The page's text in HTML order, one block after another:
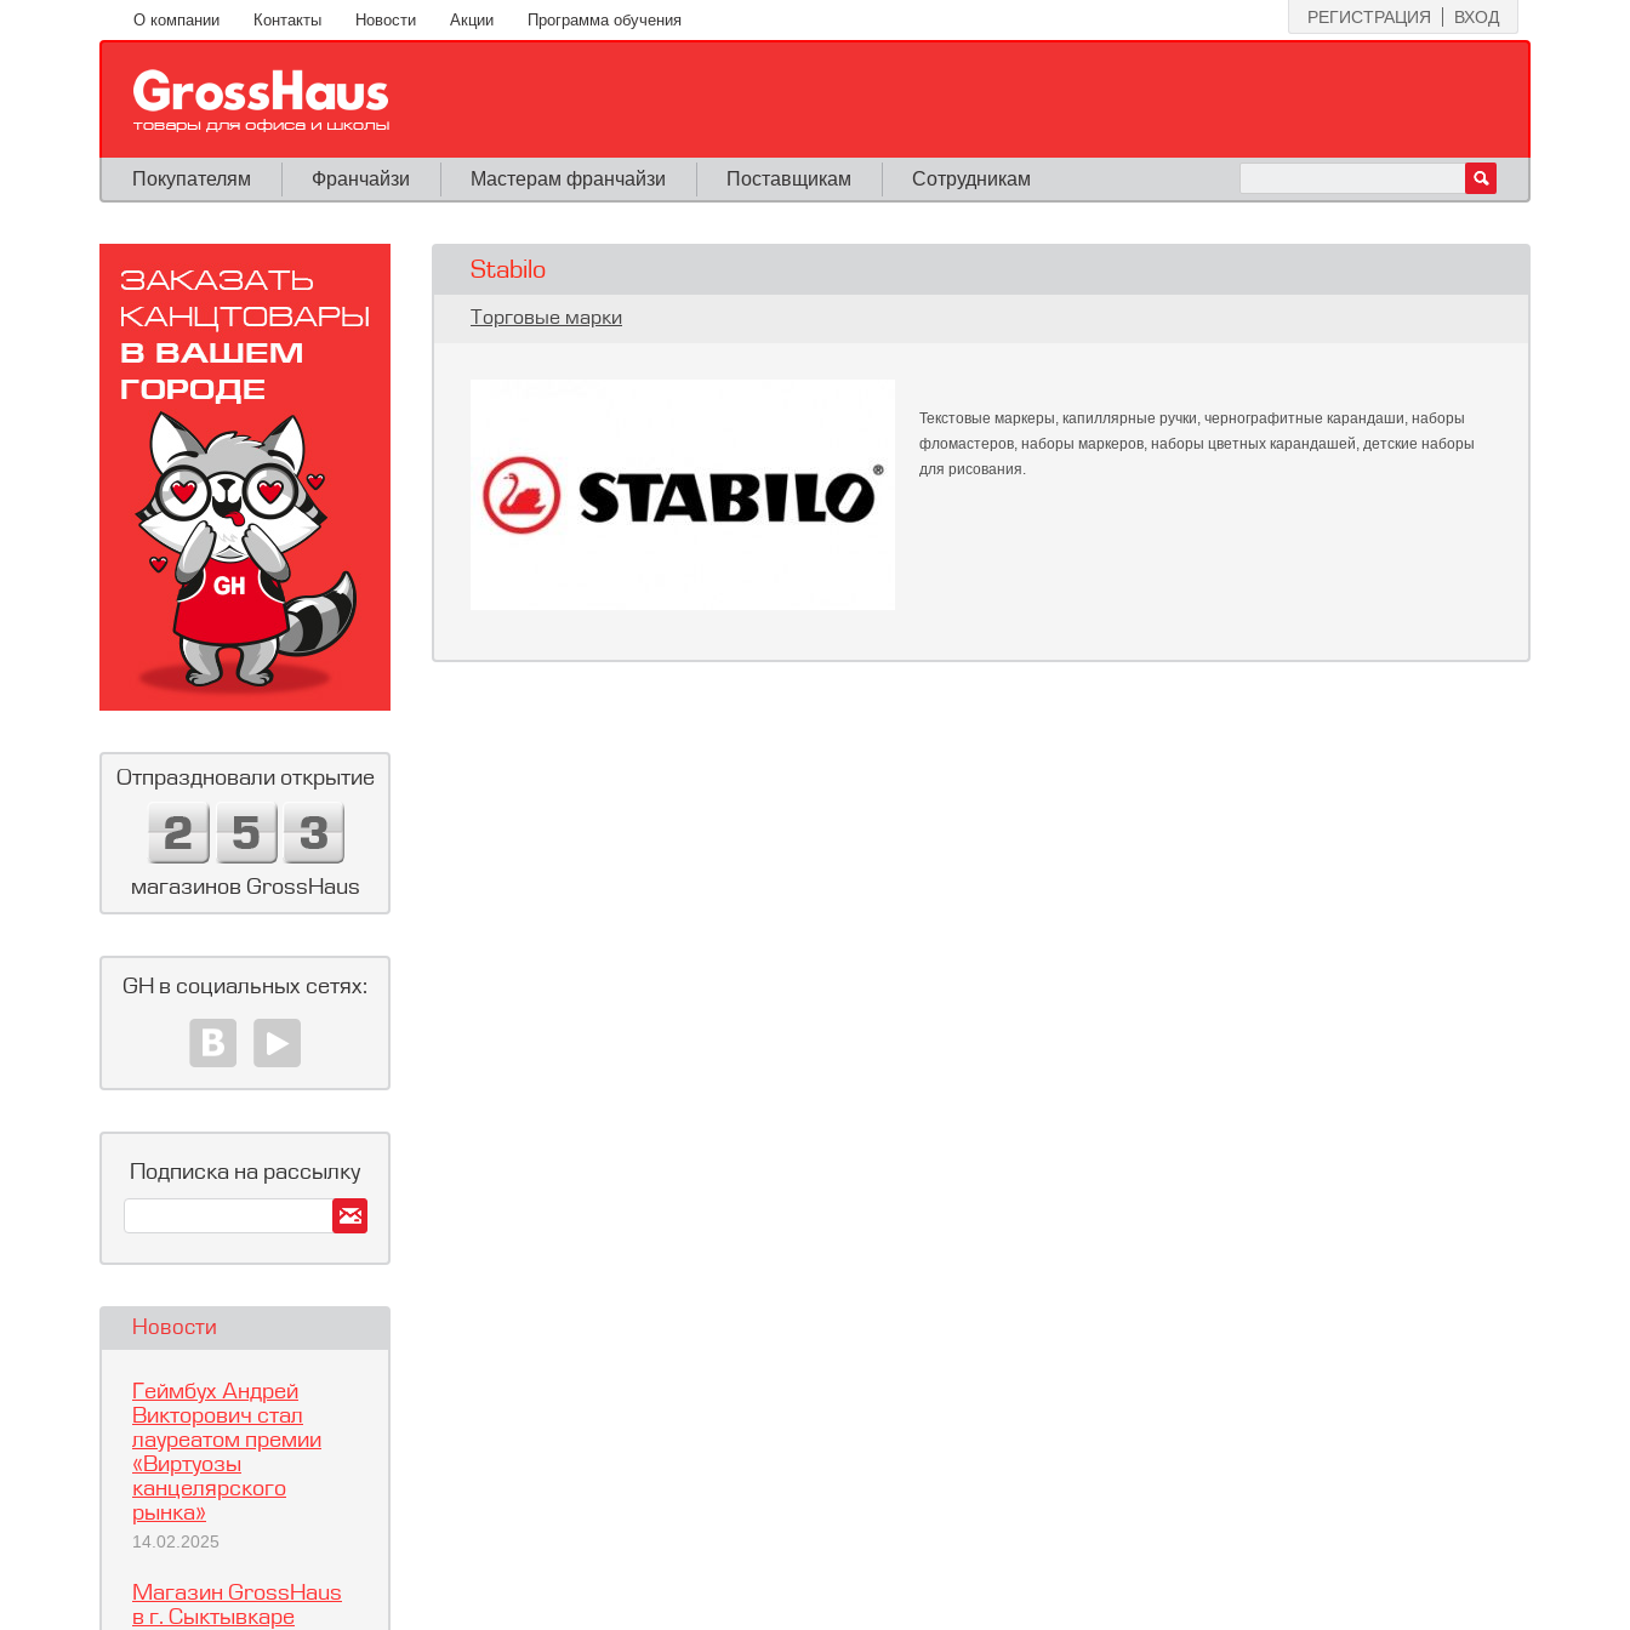
Перейти к основному содержанию РЕГИСТРАЦИЯ ВХОД
О компании Контакты Новости Акции Программа обучения
Покупателям Франчайзи Мастерам франчайзи Поставщикам Сотрудникам
Stabilo
Вы здесь
Торговые марки
Текстовые маркеры, капиллярные ручки, чернографитные карандаши, наборы
фломастеров, наборы маркеров, наборы цветных карандашей, детские наборы
для рисования.
Отпраздновали открытие
магазинов GrossHaus
GH в социальных сетях:
Подписка на рассылку
Новости
Геймбух Андрей
Викторович стал
лауреатом премии
«Виртуозы
канцелярского
рынка»
14.02.2025
Магазин GrossHaus
в г. Сыктывкаре